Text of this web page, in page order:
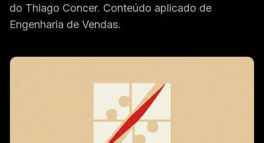
do Thiago Concer. Conteúdo aplicado de
Engenharia de Vendas.